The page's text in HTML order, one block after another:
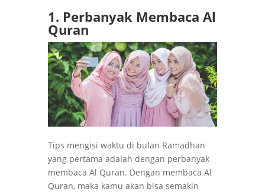
1. Perbanyak Membaca Al
Quran
Tips mengisi waktu di bulan Ramadhan
yang pertama adalah dengan perbanyak
membaca Al Quran. Dengan membaca Al
Quran, maka kamu akan bisa semakin